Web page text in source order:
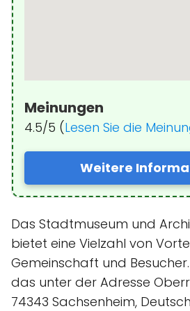
Meinungen
4.5/5 (Lesen Sie die
Weitere
Das Stadtmuseum und
bietet eine Vielzahl von
Gemeinschaft und
das unter der Adresse
74343 Sachsenheim,